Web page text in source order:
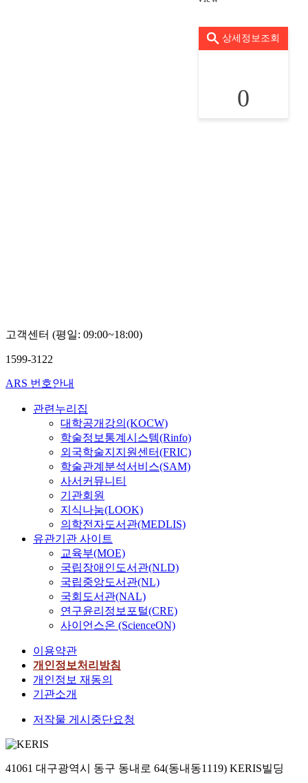
상세정보조회
0
고객센터 (평일: 09:00~18:00)
1599-3122
ARS 번호안내
관련누리집
대학공개강의(KOCW)
학술정보통계시스템(Rinfo)
외국학술지지원센터(FRIC)
학술관계분석서비스(SAM)
사서커뮤니티
기관회원
지식나눔(LOOK)
의학전자도서관(MEDLIS)
유관기관 사이트
교육부(MOE)
국립장애인도서관(NLD)
국립중앙도서관(NL)
국회도서관(NAL)
연구윤리정보포털(CRE)
사이언스온 (ScienceON)
이용약관
개인정보처리방침
개인정보 재동의
기관소개
저작물 게시중단요청
41061 대구광역시 동구 동내로 64(동내동1119) KERIS빌딩